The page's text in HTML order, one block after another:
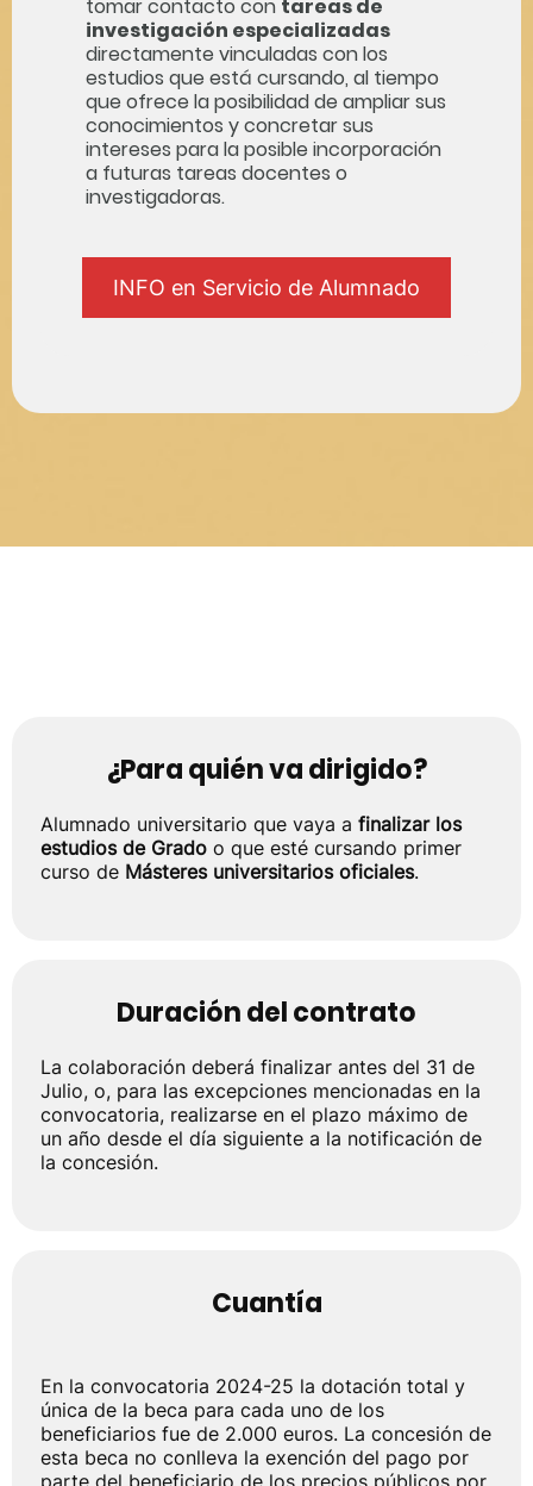
tomar contacto con tareas de
investigación especializadas
directamente vinculadas con los
estudios que está cursando, al tiempo
que ofrece la posibilidad de ampliar sus
conocimientos y concretar sus
intereses para la posible incorporación
a futuras tareas docentes o
investigadoras.
INFO en Servicio de Alumnado
¿Para quién va dirigido?
Alumnado universitario que vaya a finalizar los
estudios de Grado o que esté cursando primer
curso de Másteres universitarios oficiales.
Duración del contrato
La colaboración deberá finalizar antes del 31 de
Julio, o, para las excepciones mencionadas en la
convocatoria, realizarse en el plazo máximo de
un año desde el día siguiente a la notificación de
la concesión.
Cuantía
En la convocatoria 2024-25 la dotación total y
única de la beca para cada uno de los
beneficiarios fue de 2.000 euros. La concesión de
esta beca no conlleva la exención del pago por